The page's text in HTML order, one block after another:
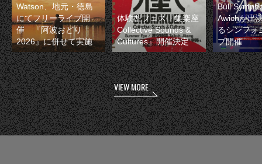
Watson、地元・徳島
にてフリーライブ開
催 『阿波おどり
2026』に併せて実施
体験型フェス『集楽座
Collective Sounds &
Cultures』開催決定
Bull
Awichが出
るシンフォ
ブ開催
VIEW MORE